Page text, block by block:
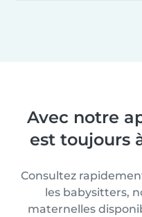
Avec notre
est toujours
Consultez
les babysitters,
maternelles